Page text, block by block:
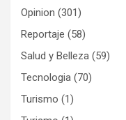
Opinion (301)
Reportaje (58)
Salud y Belleza (59)
Tecnologia (70)
Turismo (1)